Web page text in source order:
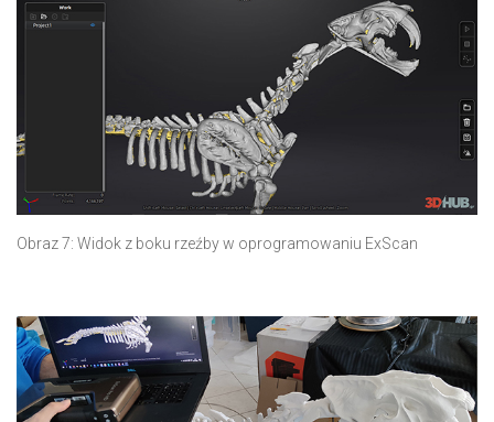
Obraz 7: Widok z boku rzeźby w oprogramowaniu ExScan